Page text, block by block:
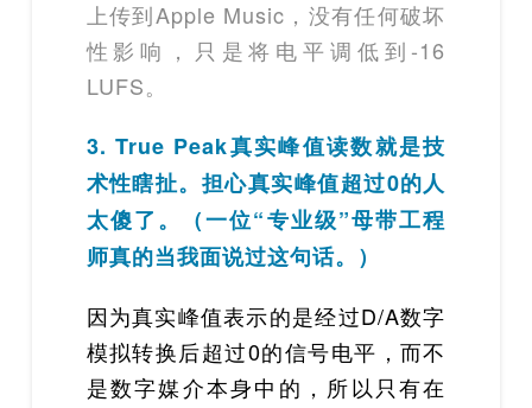
上传到Apple Music，没有任何破坏
性影响，只是将电平调低到-16
LUFS。
3. True Peak真实峰值读数就是技
术性瞎扯。担心真实峰值超过0的人
太傻了。（一位“专业级”母带工程
师真的当我面说过这句话。）
因为真实峰值表示的是经过D/A数字
模拟转换后超过0的信号电平，而不
是数字媒介本身中的，所以只有在